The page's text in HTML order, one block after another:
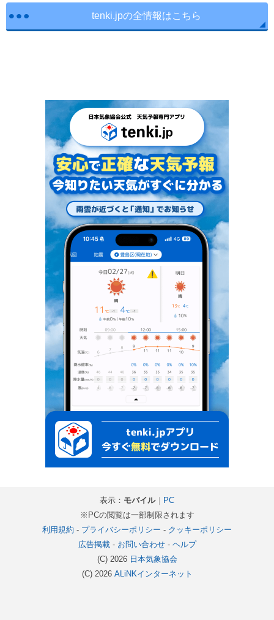
tenki.jpの全情報はこちら
表示： モバイル｜
PC
※PCの閲覧は一部制限されます
利用規約 - プライバシーポリシー - クッキーポリシー
広告掲載- お問い合わせ- ヘルプ
(C) 2026 日本気象協会
(C) 2026 ALiNKインターネット